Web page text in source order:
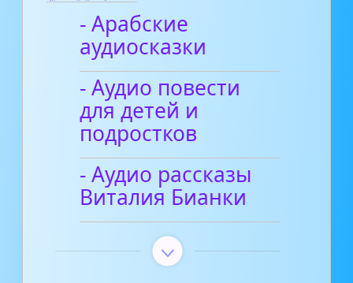
- Арабские
аудиосказки
- Аудио повести
для детей и
подростков
- Аудио рассказы
Виталия Бианки